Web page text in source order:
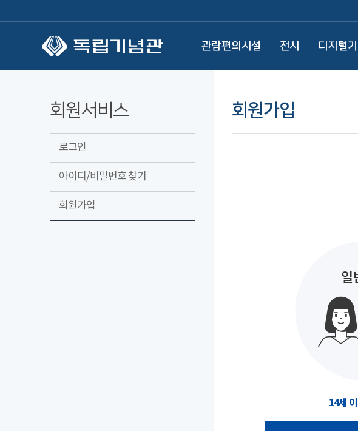
관람편의시설 전시 디지털
회원서비스
로그인
아이디/비밀번호 찾기
회원가입
회원가입
14세